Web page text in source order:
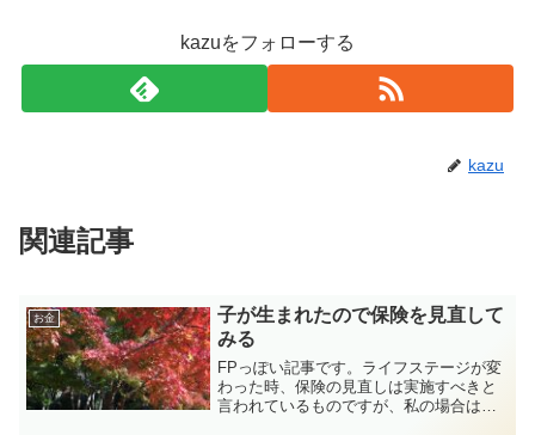
kazuをフォローする
kazu
関連記事
お金
子が生まれたので保険を見直して
みる
FPっぽい記事です。ライフステージが変
わった時、保険の見直しは実施すべきと
言われているものですが、私の場合は子